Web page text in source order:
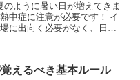
ように暑い日が増えてきま
中症に注意が必要です！ イ
に出向く必要がなく、日常
えるべき基本ルール